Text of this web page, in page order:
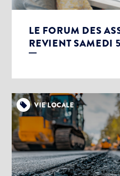
LE FORUM DES
REVIENT SAMEDI
VIE LOCALE